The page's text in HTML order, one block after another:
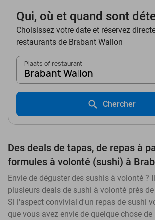
Qui, où et quand sont
Choisissez votre date et réservez
restaurants de Brabant Wallon
Plaats of restaurant
Brabant Wallon
Chercher
Des deals de tapas, de repas à
formules à volonté (sushi) à
Envie de déguster des sushis à volonté ?
plusieurs deals de sushi à volonté près
Si l'aspect convivial d'un repas de sushi
que vous avez envie de quelque chose de